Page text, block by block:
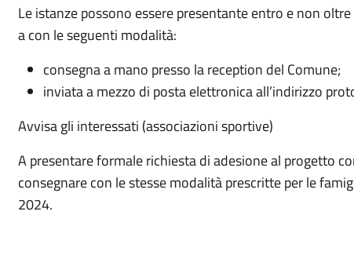
Le istanze possono essere presentante entro e non
a con le seguenti modalità:
consegna a mano presso la reception del Comune;
inviata a mezzo di posta elettronica all’indirizzo
Avvisa gli interessati (associazioni sportive)
A presentare formale richiesta di adesione al progetto
consegnare con le stesse modalità prescritte per le
2024.